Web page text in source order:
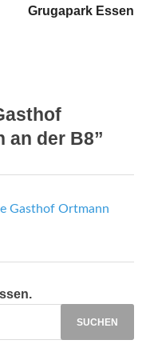
Grugapark Essen
an der B8”
Gasthof Ortmann